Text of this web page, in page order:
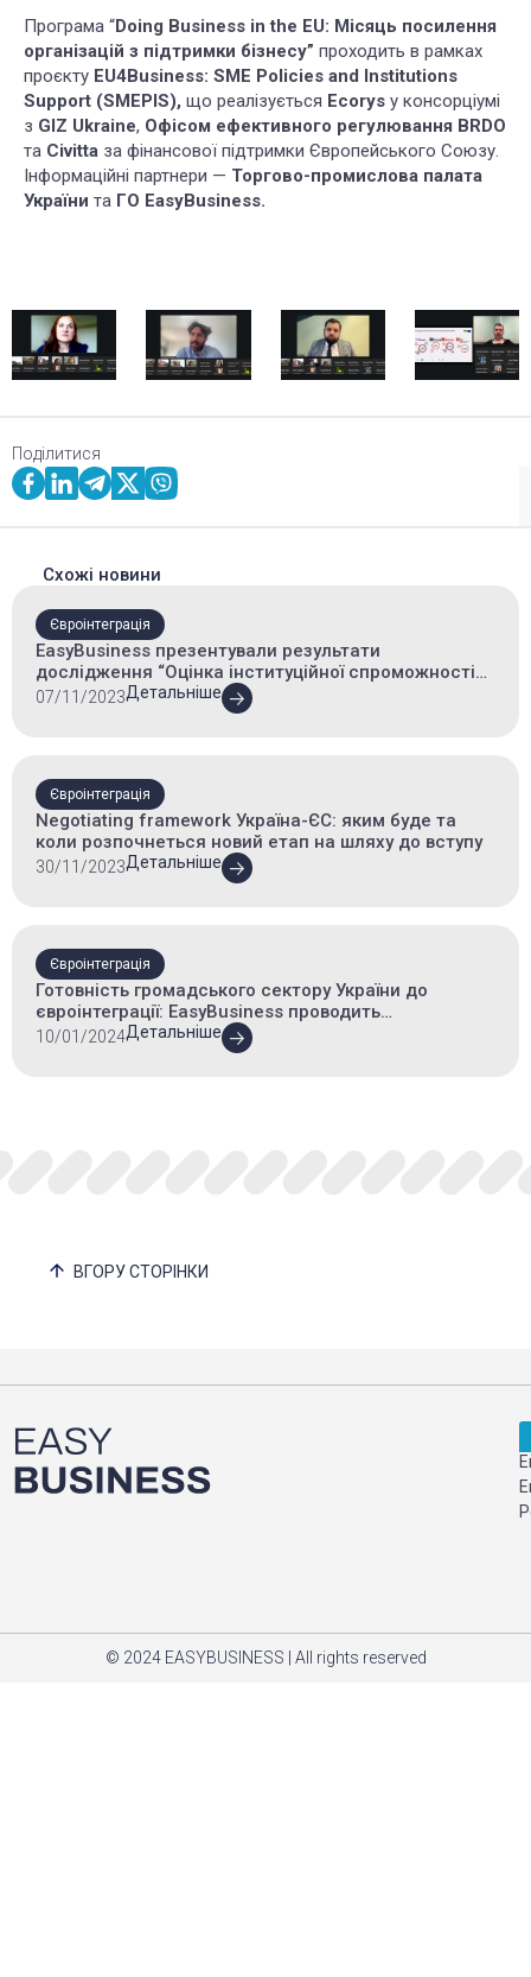
Програма “Doing Business in the EU: Місяць посилення
організацій з підтримки бізнесу” проходить в рамках
проєкту EU4Business: SME Policies and Institutions
Support (SMEPIS), що реалізується Ecorys у консорціумі
з GIZ Ukraine, Офісом ефективного регулювання BRDO
та Civitta за фінансової підтримки Європейського Союзу.
Інформаційні партнери — Торгово-промислова палата
України та ГО EasyBusiness.
Поділитися
Схожі новини
Євроінтеграція
EasyBusiness презентували результати
дослідження “Оцінка інституційної спроможності
Урядового офісу координації європейської та
євроатлантичної інтеграції”
07/11/2023Детальніше
Євроінтеграція
Negotiating framework Україна-ЄС: яким буде та
коли розпочнеться новий етап на шляху до вступу
30/11/2023Детальніше
Євроінтеграція
Готовність громадського сектору України до
євроінтеграції: EasyBusiness проводить
всеукраїнське опитування
10/01/2024Детальніше
ВГОРУ СТОРІНКИ
© 2024 EASYBUSINESS | All rights reserved